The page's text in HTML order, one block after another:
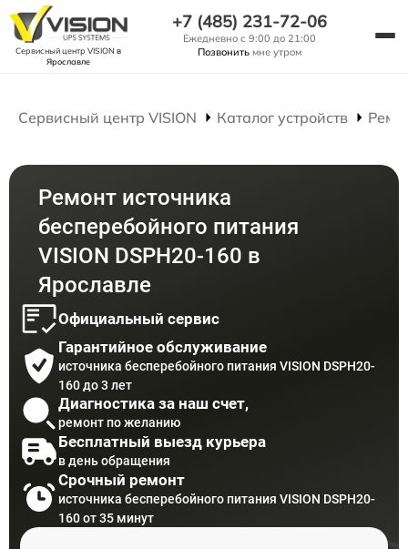
Сервисный центр VISION в
Ярославле
+7 (485) 231-72-06
Ежедневно с 9:00 до 21:00
Позвонить мне утром
Сервисный центр VISION Каталог устройств
Ремонт источника
бесперебойного питания
VISION DSPH20-160 в
Ярославле
Официальный сервис
Гарантийное обслуживание
источника бесперебойного питания VISION DSPH20-
160 до 3 лет
Диагностика за наш счет,
ремонт по желанию
Бесплатный выезд курьера
в день обращения
Срочный ремонт
источника бесперебойного питания VISION DSPH20-
160 от 35 минут